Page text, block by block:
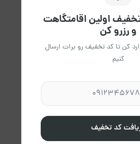
تخفیف اولین اقامتگاهت
و رزرو کن
کن تا کد تخفیف رو برات ارسال
کنیم
کد تخفیف